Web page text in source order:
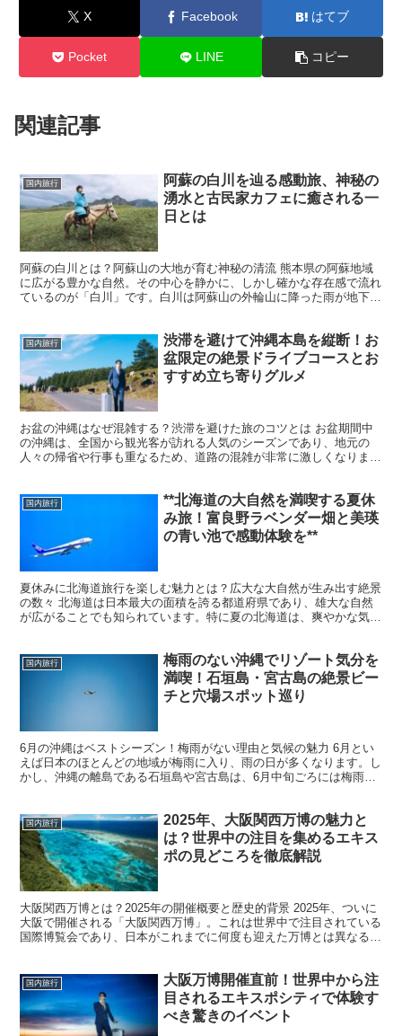
X Facebook はてブ
Pocket LINE コピー
関連記事
国内旅行
阿蘇の白川を辿る感動旅、神秘の
湧水と古民家カフェに癒される一
日とは
阿蘇の白川とは？阿蘇山の大地が育む神秘の清流 熊本県の阿蘇地域
に広がる豊かな自然。その中心を静かに、しかし確かな存在感で流れ
ているのが「白川」です。白川は阿蘇山の外輪山に降った雨が地下を
国内旅行
渋滞を避けて沖縄本島を縦断！お
盆限定の絶景ドライブコースとお
すすめ立ち寄りグルメ
お盆の沖縄はなぜ混雑する？渋滞を避けた旅のコツとは お盆期間中
の沖縄は、全国から観光客が訪れる人気のシーズンであり、地元の
人々の帰省や行事も重なるため、道路の混雑が非常に激しくなりま
国内旅行
**北海道の大自然を満喫する夏休
み旅！富良野ラベンダー畑と美瑛
の青い池で感動体験を**
夏休みに北海道旅行を楽しむ魅力とは？広大な大自然が生み出す絶景
の数々 北海道は日本最大の面積を誇る都道府県であり、雄大な自然
が広がることでも知られています。特に夏の北海道は、爽やかな気候
国内旅行
梅雨のない沖縄でリゾート気分を
満喫！石垣島・宮古島の絶景ビー
チと穴場スポット巡り
6月の沖縄はベストシーズン！梅雨がない理由と気候の魅力 6月とい
えば日本のほとんどの地域が梅雨に入り、雨の日が多くなります。し
かし、沖縄の離島である石垣島や宮古島は、6月中旬ごろには梅雨が
国内旅行
2025年、大阪関西万博の魅力と
は？世界中の注目を集めるエキス
ポの見どころを徹底解説
大阪関西万博とは？2025年の開催概要と歴史的背景 2025年、ついに
大阪で開催される「大阪関西万博」。これは世界中で注目されている
国際博覧会であり、日本がこれまでに何度も迎えた万博とは異なる新
国内旅行
大阪万博開催直前！世界中から注
目されるエキスポシティで体験す
べき驚きのイベント